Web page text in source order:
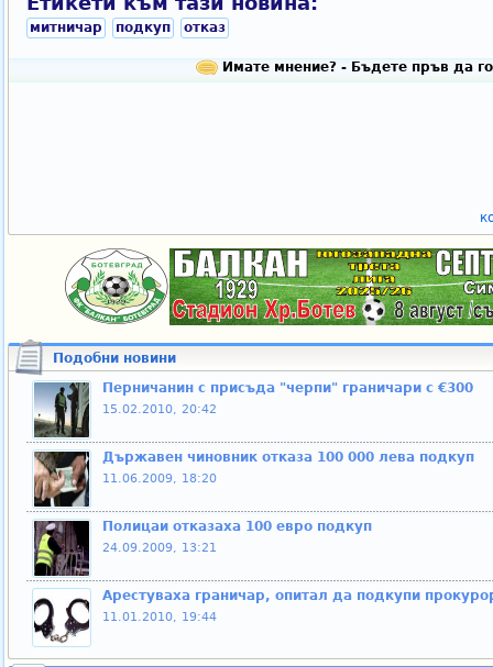
митничар подкуп отказ
Имате мнение? - Бъдете пръв да го
Подобни новини
Перничанин с присъда "черпи" граничари с €300
15.02.2010, 20:42
Държавен чиновник отказа 100 000 лева подкуп
11.06.2009, 18:20
Полицаи отказаха 100 евро подкуп
24.09.2009, 13:21
Арестуваха граничар, опитал да подкупи
11.01.2010, 19:44